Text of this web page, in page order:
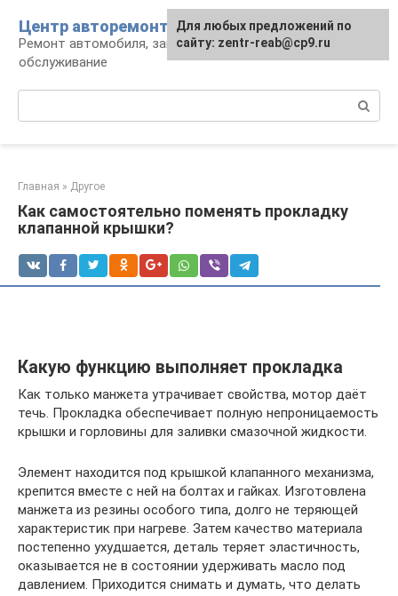
контенту
Центр авторемонта
Ремонт автомобиля, запчасти и
обслуживание
Главная » Другое
Как самостоятельно поменять прокладку
клапанной крышки?
Какую функцию выполняет прокладка
Как только манжета утрачивает свойства, мотор даёт
течь. Прокладка обеспечивает полную непроницаемость
крышки и горловины для заливки смазочной жидкости.
Элемент находится под крышкой клапанного механизма,
крепится вместе с ней на болтах и гайках. Изготовлена
манжета из резины особого типа, долго не теряющей
характеристик при нагреве. Затем качество материала
постепенно ухудшается, деталь теряет эластичность,
оказывается не в состоянии удерживать масло под
давлением. Приходится снимать и думать, что делать
Для любых предложений по
сайту: zentr-reab@cp9.ru